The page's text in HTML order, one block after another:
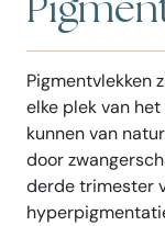
Pigmentvlekken
elke plek van
kunnen van
door
derde trimester